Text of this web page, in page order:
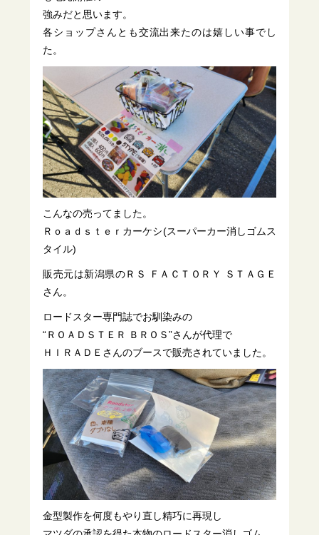
強みだと思います。
各ショップさんとも交流出来たのは嬉しい事でし
た。
こんなの売ってました。
Ｒｏａｄｓｔｅｒカーケシ(スーパーカー消しゴムス
タイル)
販売元は新潟県のＲＳ ＦＡＣＴＯＲＹ ＳＴＡＧＥ
さん。
ロードスター専門誌でお馴染みの
“ＲＯＡＤＳＴＥＲ ＢＲＯＳ”さんが代理で
ＨＩＲＡＤＥさんのブースで販売されていました。
金型製作を何度もやり直し精巧に再現し